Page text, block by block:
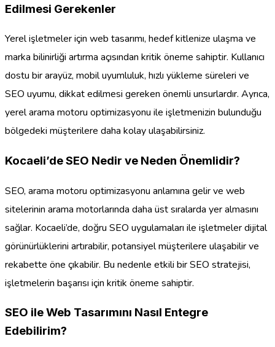
Edilmesi Gerekenler
Yerel işletmeler için web tasarımı, hedef kitlenize ulaşma ve
marka bilinirliği artırma açısından kritik öneme sahiptir. Kullanıcı
dostu bir arayüz, mobil uyumluluk, hızlı yükleme süreleri ve
SEO uyumu, dikkat edilmesi gereken önemli unsurlardır. Ayrıca,
yerel arama motoru optimizasyonu ile işletmenizin bulunduğu
bölgedeki müşterilere daha kolay ulaşabilirsiniz.
Kocaeli’de SEO Nedir ve Neden Önemlidir?
SEO, arama motoru optimizasyonu anlamına gelir ve web
sitelerinin arama motorlarında daha üst sıralarda yer almasını
sağlar. Kocaeli’de, doğru SEO uygulamaları ile işletmeler dijital
görünürlüklerini artırabilir, potansiyel müşterilere ulaşabilir ve
rekabette öne çıkabilir. Bu nedenle etkili bir SEO stratejisi,
işletmelerin başarısı için kritik öneme sahiptir.
SEO ile Web Tasarımını Nasıl Entegre
Edebilirim?